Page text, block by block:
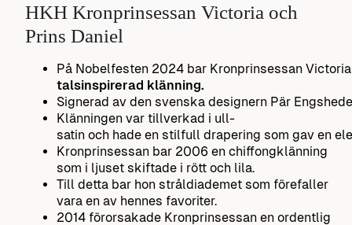
HKH Kronprinsessan Victoria och
Prins Daniel
På Nobelfesten 2024 bar Kronprinsessan
talsinspirerad klänning.
Signerad av den svenska designern Pär
Klänningen var tillverkad i ull-
satin och hade en stilfull drapering som gav en
Kronprinsessan bar 2006 en chiffongklänning
som i ljuset skiftade i rött och lila.
Till detta bar hon stråldiademet som förefaller
vara en av hennes favoriter.
2014 förorsakade Kronprinsessan en ordentlig